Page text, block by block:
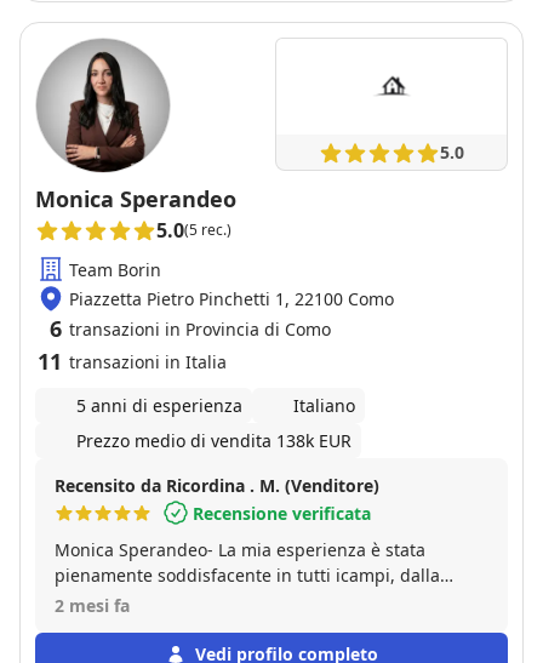
la maggior parte del tempo non avevamo la minima
idea di cosa stessimo facendo. Elena ha mostrato
una pazienza da santa, sopportandoci e
supportandoci in ogni momento. Ha risposto a ogni
nostra domanda con un'efficacia e un'esperienza
disarmanti, anche quando ha dovuto spiegarci le
stesse cose per la decima volta. Sempre disponibile,
preparatissima e dotata di una calma invidiabile. Se
cercate qualcuno che non solo vi trovi casa, ma che
vi guidi passo dopo passo senza farvi prendere dal
panico, Elena e l'agenzia WelcHome sono una
garanzia assoluta. Grazie ancora di tutto!
5.0
Monica Sperandeo
5.0(5 rec.)
Team Borin
Piazzetta Pietro Pinchetti 1, 22100 Como
6 transazioni in Provincia di Como
11 transazioni in Italia
5 anni di esperienza
Italiano
Prezzo medio di vendita 138k EUR
Recensito da Ricordina . M. (Venditore)
Recensione verificata
Monica Sperandeo- La mia esperienza è stata
pienamente soddisfacente in tutti icampi, dalla
comunicazione alla disponibilità durante tutto l' iter,
e serietà dimostrata dalla Sig. MONICA SPERANDEO
2 mesi fa
Vedi profilo completo